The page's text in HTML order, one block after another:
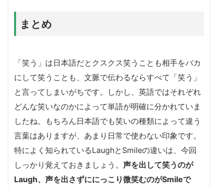
まとめ
「笑う」は日本語だとクスクス笑うことも相手をバカ
にして笑うことも、文脈で伝わるならすべて「笑う」
と言ってしまいがちです。しかし、英語ではそれぞれ
どんな笑いなのかによって単語が明確に分かれていま
したね。もちろん日本語でも笑いの種類によって違う
言葉はありますが、あまり日常で使わない印象です。
特によく知られているLaughとSmileの違いは、今回
しっかり覚えておきましょう。 声を出して笑うのが
Laugh、声を出さずににっこり微笑むのがSmileで